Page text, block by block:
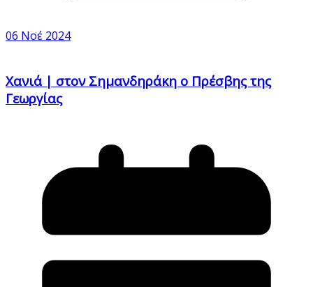
06 Νοέ 2024
Χανιά | στον Σημανδηράκη ο Πρέσβης της
Γεωργίας